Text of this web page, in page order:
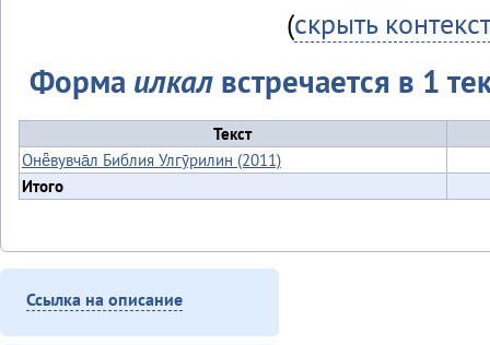
(скрыть контекст
Форма илкал встречается в 1
Текст
Онё̄вувча̄л Библия Улгӯрилин (2011)
Итого
Ссылка на описание